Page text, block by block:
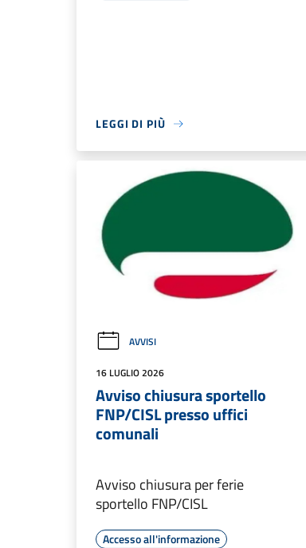
LEGGI DI PIÙ
AVVISI
16 LUGLIO 2026
Avviso chiusura sportello
FNP/CISL presso uffici
comunali
Avviso chiusura per ferie
sportello FNP/CISL
Accesso all'informazione